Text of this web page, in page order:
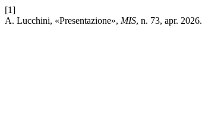
[1]
A. Lucchini, «Presentazione», MIS, n. 73, apr. 2026.